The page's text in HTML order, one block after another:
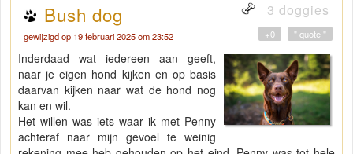
Bush dog 3 doggies
gewijzigd op 19 februari 2025 om 23:52 " quote "
+0
Inderdaad wat iedereen aan geeft,
naar je eigen hond kijken en op basis
daarvan kijken naar wat de hond nog
kan en wil.
Het willen was iets waar ik met Penny
achteraf naar mijn gevoel te weinig